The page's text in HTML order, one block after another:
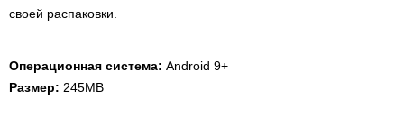
своей распаковки.
Операционная система: Android 9+
Размер: 245MB